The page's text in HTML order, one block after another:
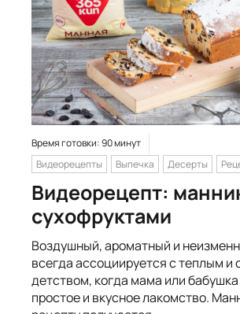
Время готовки: 90 минут
Видеорецепты
Выпечка Десерты
Видеорецепт:
сухофруктами
Воздушный, ароматный и
всегда ассоциируется с теплым и
детством, когда мама или
простое и вкусное лакомство.